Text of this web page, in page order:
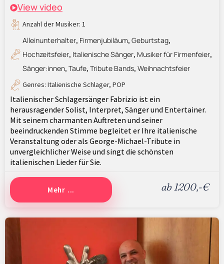
Mehr ... ab 1200,-€
View video
Anzahl der Musiker: 1
Alleinunterhalter, Firmenjubiläum, Geburtstag,
Hochzeitsfeier, Italienische Sänger, Musiker für Firmenfeier,
Sänger:innen, Taufe, Tribute Bands, Weihnachtsfeier
Genres: Italienische Schlager, POP
Italienischer Schlagersänger Fabrizio ist ein
herausragender Solist, Interpret, Sänger und Entertainer.
Mit seinem charmanten Auftreten und seiner
beeindruckenden Stimme begleitet er Ihre italienische
Veranstaltung oder als George-Michael-Tribute in
unvergleichlicher Weise und singt die schönsten
italienischen Lieder für Sie.